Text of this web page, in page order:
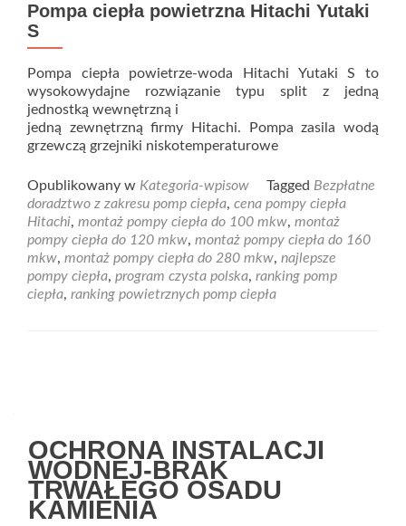
Pompa ciepła powietrzna Hitachi Yutaki
S
Pompa ciepła powietrze-woda Hitachi Yutaki S to
wysokowydajne rozwiązanie typu split z jedną
jednostką wewnętrzną i
jedną zewnętrzną firmy Hitachi. Pompa zasila wodą
grzewczą grzejniki niskotemperaturowe
Opublikowany w Kategoria-wpisow Tagged Bezpłatne
doradztwo z zakresu pomp ciepła, cena pompy ciepła
Hitachi, montaż pompy ciepła do 100 mkw, montaż
pompy ciepła do 120 mkw, montaż pompy ciepła do 160
mkw, montaż pompy ciepła do 280 mkw, najlepsze
pompy ciepła, program czysta polska, ranking pomp
ciepła, ranking powietrznych pomp ciepła
OCHRONA INSTALACJI
WODNEJ-BRAK
TRWAŁEGO OSADU
KAMIENIA